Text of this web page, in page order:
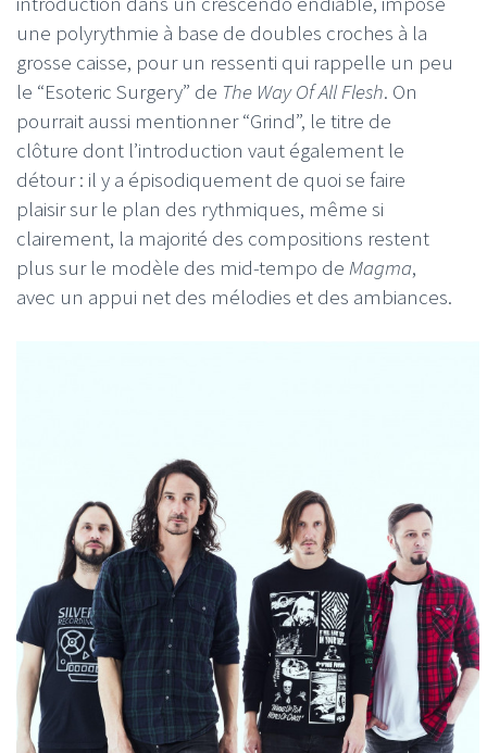
une polyrythmie à base de doubles croches à la
grosse caisse, pour un ressenti qui rappelle un peu
le “Esoteric Surgery” de The Way Of All Flesh. On
pourrait aussi mentionner “Grind”, le titre de
clôture dont l’introduction vaut également le
détour : il y a épisodiquement de quoi se faire
plaisir sur le plan des rythmiques, même si
clairement, la majorité des compositions restent
plus sur le modèle des mid-tempo de Magma,
avec un appui net des mélodies et des ambiances.